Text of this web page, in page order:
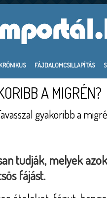
FÁJDALOMCSILLAPÍTÁS
A MIGRÉN?
gyakoribb a
tudják, melyek
fájást.